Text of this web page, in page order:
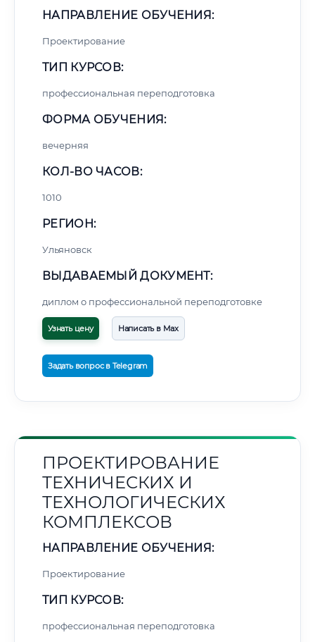
НАПРАВЛЕНИЕ ОБУЧЕНИЯ:
Проектирование
ТИП КУРСОВ:
профессиональная переподготовка
ФОРМА ОБУЧЕНИЯ:
вечерняя
КОЛ-ВО ЧАСОВ:
1010
РЕГИОН:
Ульяновск
ВЫДАВАЕМЫЙ ДОКУМЕНТ:
диплом о профессиональной переподготовке
Узнать цену Написать в Max
Задать вопрос в Telegram
ПРОЕКТИРОВАНИЕ
ТЕХНИЧЕСКИХ И
ТЕХНОЛОГИЧЕСКИХ
КОМПЛЕКСОВ
НАПРАВЛЕНИЕ ОБУЧЕНИЯ:
Проектирование
ТИП КУРСОВ:
профессиональная переподготовка